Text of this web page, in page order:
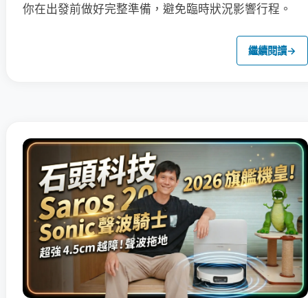
你在出發前做好完整準備，避免臨時狀況影響行程。
繼續閱讀→